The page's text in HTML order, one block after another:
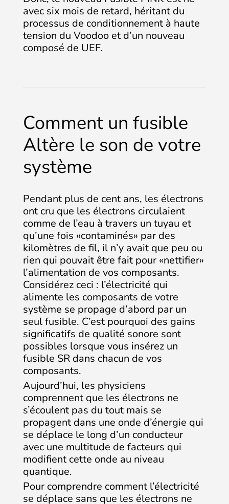
avec six mois de retard, héritant du
processus de conditionnement à haute
tension du Voodoo et d’un nouveau
composé de UEF.
Comment un fusible
Altère le son de votre
système
Pendant plus de cent ans, les électrons
ont cru que les électrons circulaient
comme de l’eau à travers un tuyau et
qu’une fois «contaminés» par des
kilomètres de fil, il n’y avait que peu ou
rien qui pouvait être fait pour «nettifier»
l’alimentation de vos composants.
Considérez ceci : l’électricité qui
alimente les composants de votre
système se propage d’abord par un
seul fusible. C’est pourquoi des gains
significatifs de qualité sonore sont
possibles lorsque vous insérez un
fusible SR dans chacun de vos
composants.
Aujourd’hui, les physiciens
comprennent que les électrons ne
s’écoulent pas du tout mais se
propagent dans une onde d’énergie qui
se déplace le long d’un conducteur
avec une multitude de facteurs qui
modifient cette onde au niveau
quantique.
Pour comprendre comment l’électricité
se déplace sans que les électrons ne